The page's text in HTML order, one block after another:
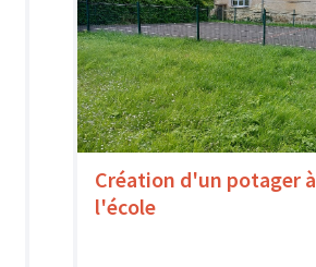
Création d'un potager à
l'école